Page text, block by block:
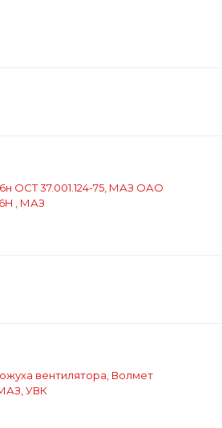
ОСТ 37.001.124-75, МАЗ ОАО
, МАЗ
вентилятора, Волмет
УВК